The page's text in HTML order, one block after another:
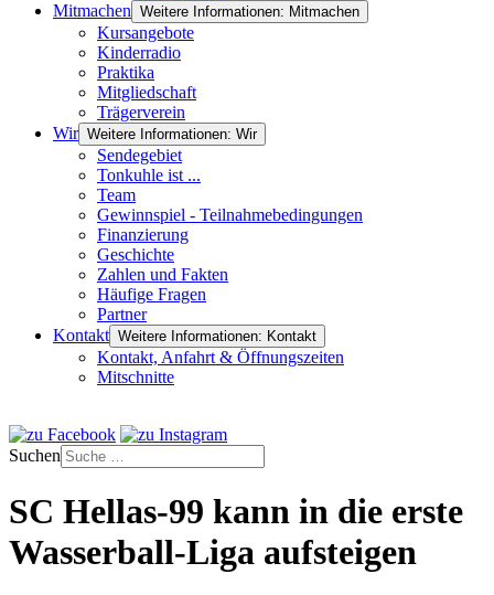
Mitmachen Weitere Informationen: Mitmachen
Kursangebote
Kinderradio
Praktika
Mitgliedschaft
Trägerverein
Wir Weitere Informationen: Wir
Sendegebiet
Tonkuhle ist ...
Team
Gewinnspiel - Teilnahmebedingungen
Finanzierung
Geschichte
Zahlen und Fakten
Häufige Fragen
Partner
Kontakt Weitere Informationen: Kontakt
Kontakt, Anfahrt & Öffnungszeiten
Mitschnitte
Suchen
SC Hellas-99 kann in die erste
Wasserball-Liga aufsteigen